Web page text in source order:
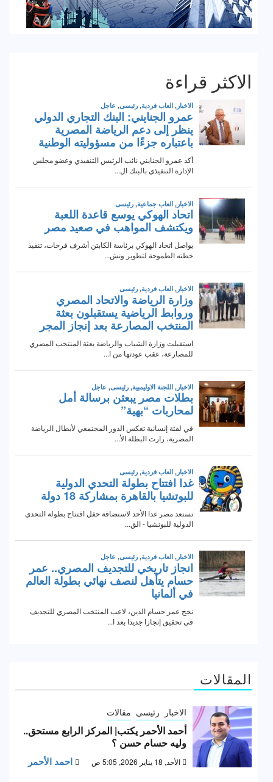
الاكثر قراءة
المقالات
الاخبار رئيسى مقالات
أحمد الأحمر يكتب| المركز الرابع مستحق..
وليه حسام حسن ؟
الأحد, 18 يناير 2026, 5:05 ص احمد الأحمر